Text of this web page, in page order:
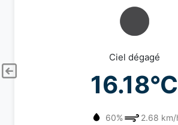
Ciel dégagé
16.18°C
60% 2.68 km/